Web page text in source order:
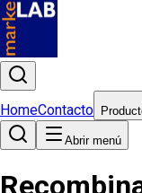
HomeContacto
Abrir menú